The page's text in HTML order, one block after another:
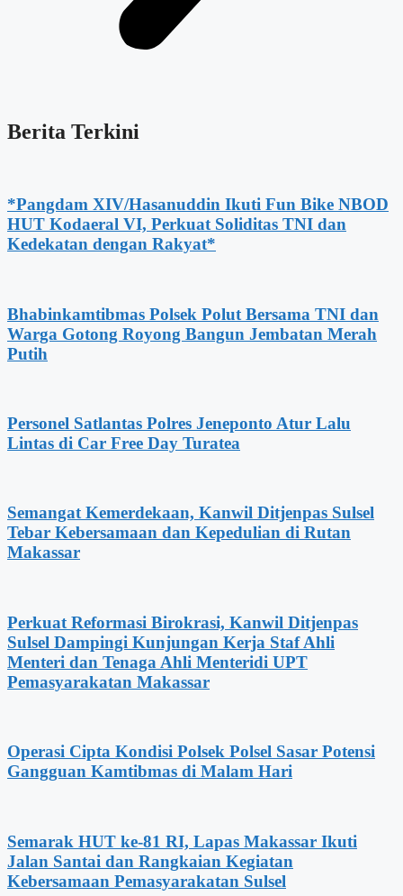
Berita Terkini
*Pangdam XIV/Hasanuddin Ikuti Fun Bike NBOD
HUT Kodaeral VI, Perkuat Soliditas TNI dan
Kedekatan dengan Rakyat*
Bhabinkamtibmas Polsek Polut Bersama TNI dan
Warga Gotong Royong Bangun Jembatan Merah
Putih
Personel Satlantas Polres Jeneponto Atur Lalu
Lintas di Car Free Day Turatea
Semangat Kemerdekaan, Kanwil Ditjenpas Sulsel
Tebar Kebersamaan dan Kepedulian di Rutan
Makassar
Perkuat Reformasi Birokrasi, Kanwil Ditjenpas
Sulsel Dampingi Kunjungan Kerja Staf Ahli
Menteri dan Tenaga Ahli Menteridi UPT
Pemasyarakatan Makassar
Operasi Cipta Kondisi Polsek Polsel Sasar Potensi
Gangguan Kamtibmas di Malam Hari
Semarak HUT ke-81 RI, Lapas Makassar Ikuti
Jalan Santai dan Rangkaian Kegiatan
Kebersamaan Pemasyarakatan Sulsel